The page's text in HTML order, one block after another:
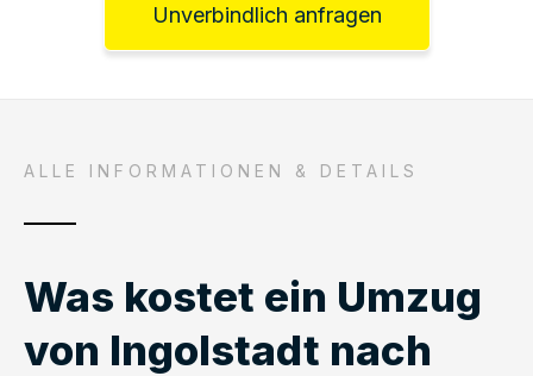
Unverbindlich anfragen
ALLE INFORMATIONEN & DETAILS
Was kostet ein Umzug
von Ingolstadt nach